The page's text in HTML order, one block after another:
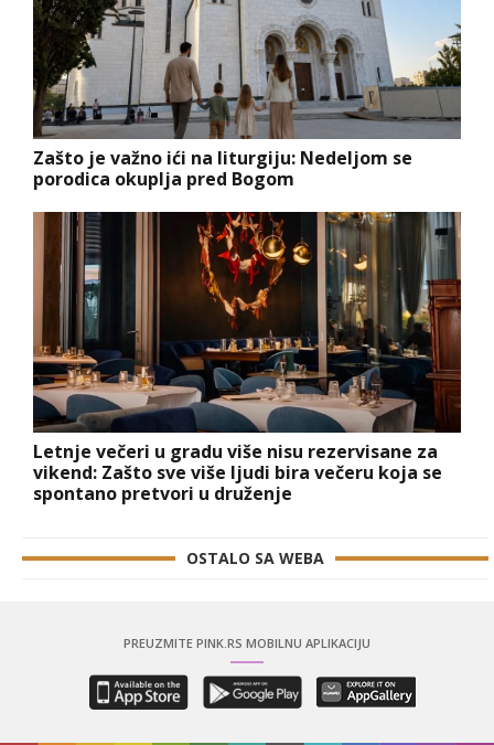
Zašto je važno ići na liturgiju: Nedeljom se
porodica okuplja pred Bogom
Letnje večeri u gradu više nisu rezervisane za
vikend: Zašto sve više ljudi bira večeru koja se
spontano pretvori u druženje
OSTALO SA WEBA
PREUZMITE PINK.RS MOBILNU APLIKACIJU